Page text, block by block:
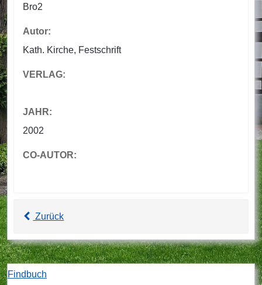
Bro2
Autor:
Kath. Kirche, Festschrift
VERLAG:
JAHR:
2002
CO-AUTOR:
Zurück
Findbuch